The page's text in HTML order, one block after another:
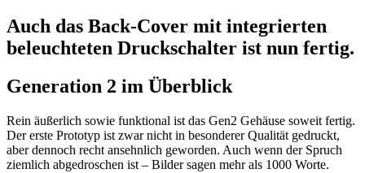
Auch das Back-Cover mit integrierten
beleuchteten Druckschalter ist nun fertig.
Generation 2 im Überblick
Rein äußerlich sowie funktional ist das Gen2 Gehäuse soweit fertig.
Der erste Prototyp ist zwar nicht in besonderer Qualität gedruckt,
aber dennoch recht ansehnlich geworden. Auch wenn der Spruch
ziemlich abgedroschen ist – Bilder sagen mehr als 1000 Worte.